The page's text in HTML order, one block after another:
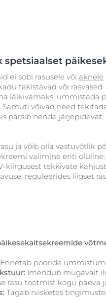
spetsiaalset
ei sobi rasusele või aknele
takistavad või rasvased
läikivamaks, ummistada
võivad need
pärsib nende järjepidevat
ja võib olla vastuvõtlik
valimine eriti
kiirgusest tekkivate
reguleerides liigset
Ennetab pooride
: Imendub mugavalt
rasu tootmist kogu päeva
Tagab niisketes